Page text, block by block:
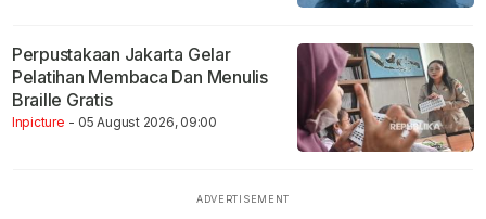
Perpustakaan Jakarta Gelar
Pelatihan Membaca Dan Menulis
Braille Gratis
Inpicture - 05 August 2026, 09:00